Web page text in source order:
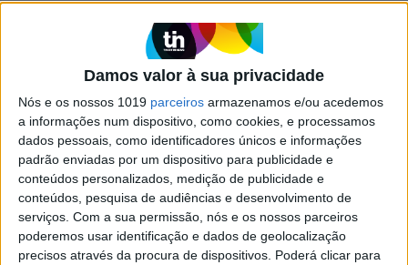
Damos valor à sua privacidade
Nós e os nossos 1019 parceiros armazenamos e/ou acedemos
a informações num dispositivo, como cookies, e processamos
dados pessoais, como identificadores únicos e informações
padrão enviadas por um dispositivo para publicidade e
conteúdos personalizados, medição de publicidade e
conteúdos, pesquisa de audiências e desenvolvimento de
serviços. Com a sua permissão, nós e os nossos parceiros
poderemos usar identificação e dados de geolocalização
precisos através da procura de dispositivos. Poderá clicar para
Exame
EXAME